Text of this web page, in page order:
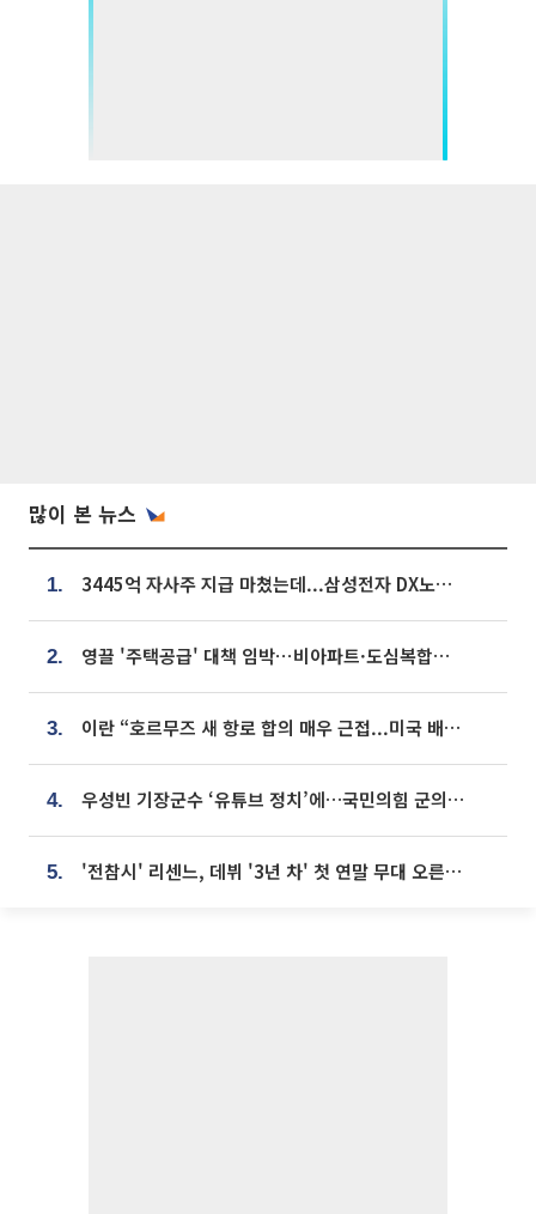
많이 본 뉴스
1. 3445억 자사주 지급 마쳤는데...삼성전자 DX노조, 뒤늦은 '떼쓰기 집회'
2. 영끌 '주택공급' 대책 임박⋯비아파트·도심복합까지 총동원
3. 이란 “호르무즈 새 항로 합의 매우 근접...미국 배상 먼저”
4. 우성빈 기장군수 ‘유튜브 정치’에…국민의힘 군의원들 집단 반발
5. '전참시' 리센느, 데뷔 '3년 차' 첫 연말 무대 오른다⋯"그동안 섭외 안 와"